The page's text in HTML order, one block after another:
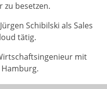
zu besetzen.
Schibilski als Sales
tätig.
mit